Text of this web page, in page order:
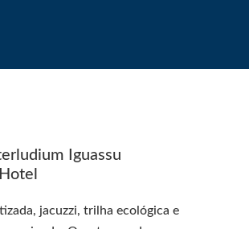
Iguassu
jacuzzi, trilha ecológica e